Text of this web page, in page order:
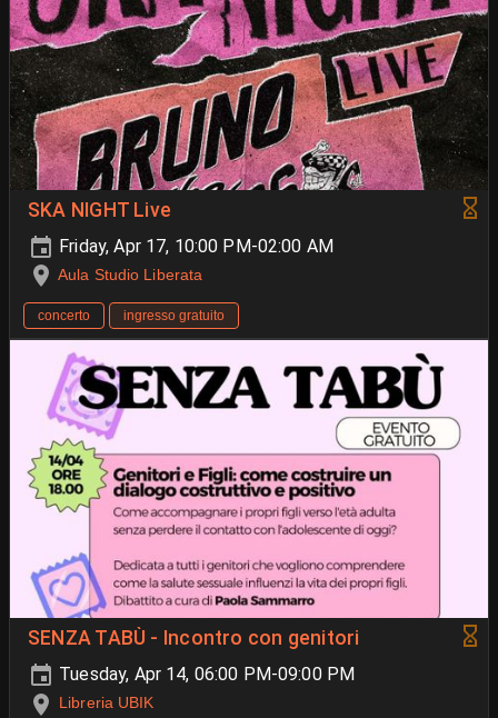
SKA NIGHT Live
Friday, Apr 17, 10:00 PM-02:00 AM
Aula Studio Liberata
concerto ingresso gratuito
SENZA TABÙ - Incontro con genitori
Tuesday, Apr 14, 06:00 PM-09:00 PM
Libreria UBIK